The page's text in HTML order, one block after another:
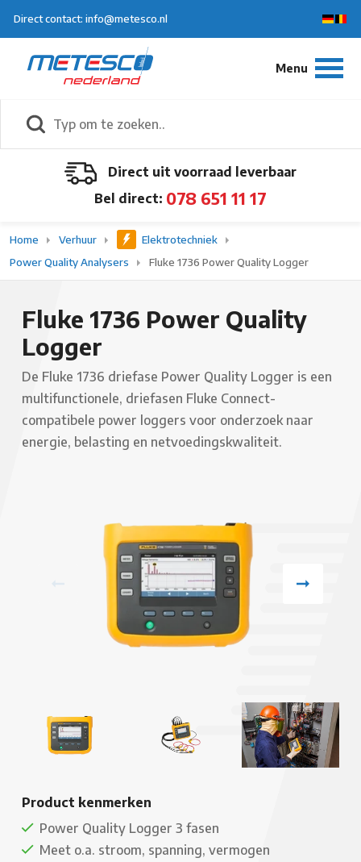
Direct contact: info@metesco.nl
Direct uit voorraad leverbaar
Bel direct: 078 651 11 17
Home Verhuur
Elektrotechniek
Power Quality Analysers
Fluke 1736 Power Quality Logger
Fluke 1736 Power Quality
Logger
De Fluke 1736 driefase Power Quality Logger is een
multifunctionele, driefasen Fluke Connect-
compatibele power loggers voor onderzoek naar
energie, belasting en netvoedingskwaliteit.
Product kenmerken
Power Quality Logger 3 fasen
Meet o.a. stroom, spanning, vermogen